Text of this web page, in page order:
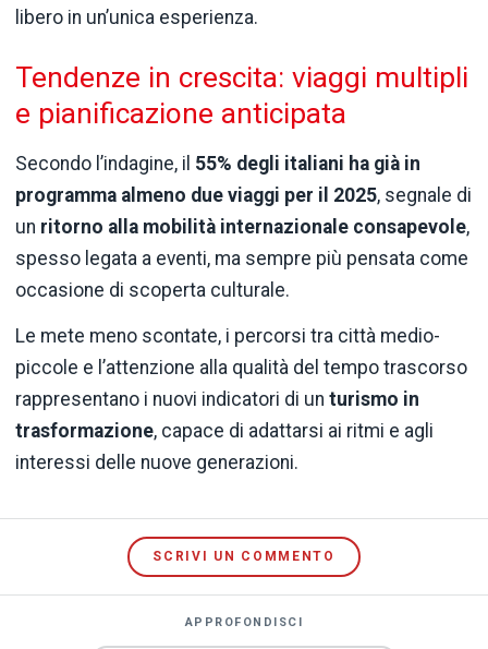
libero in un’unica esperienza.
Tendenze in crescita: viaggi multipli
e pianificazione anticipata
Secondo l’indagine, il 55% degli italiani ha già in
programma almeno due viaggi per il 2025, segnale di
un ritorno alla mobilità internazionale consapevole,
spesso legata a eventi, ma sempre più pensata come
occasione di scoperta culturale.
Le mete meno scontate, i percorsi tra città medio-
piccole e l’attenzione alla qualità del tempo trascorso
rappresentano i nuovi indicatori di un turismo in
trasformazione, capace di adattarsi ai ritmi e agli
interessi delle nuove generazioni.
SCRIVI UN COMMENTO
APPROFONDISCI